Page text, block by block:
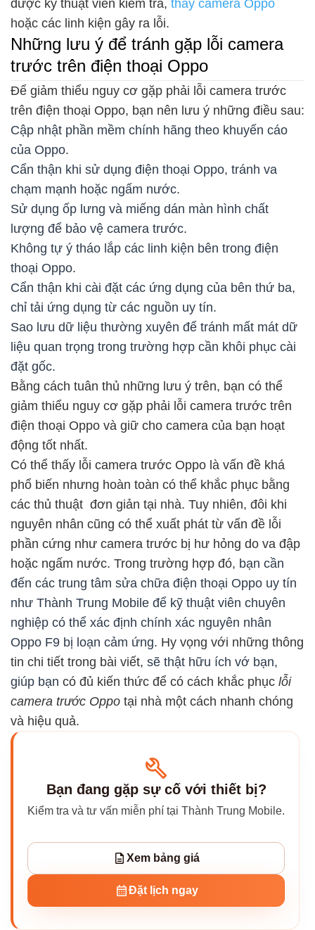
được kỹ thuật viên kiểm tra, thay camera Oppo
hoặc các linh kiện gây ra lỗi.
Những lưu ý để tránh gặp lỗi camera
trước trên điện thoại Oppo
Để giảm thiểu nguy cơ gặp phải lỗi camera trước
trên điện thoại Oppo, bạn nên lưu ý những điều sau:
Cập nhật phần mềm chính hãng theo khuyến cáo
của Oppo.
Cẩn thận khi sử dụng điện thoại Oppo, tránh va
chạm mạnh hoặc ngấm nước.
Sử dụng ốp lưng và miếng dán màn hình chất
lượng để bảo vệ camera trước.
Không tự ý tháo lắp các linh kiện bên trong điện
thoại Oppo.
Cẩn thận khi cài đặt các ứng dụng của bên thứ ba,
chỉ tải ứng dụng từ các nguồn uy tín.
Sao lưu dữ liệu thường xuyên để tránh mất mát dữ
liệu quan trọng trong trường hợp cần khôi phục cài
đặt gốc.
Bằng cách tuân thủ những lưu ý trên, bạn có thể
giảm thiểu nguy cơ gặp phải lỗi camera trước trên
điện thoại Oppo và giữ cho camera của bạn hoạt
động tốt nhất.
Có thể thấy lỗi camera trước Oppo là vấn đề khá
phổ biến nhưng hoàn toàn có thể khắc phục bằng
các thủ thuật đơn giản tại nhà. Tuy nhiên, đôi khi
nguyên nhân cũng có thể xuất phát từ vấn đề lỗi
phần cứng như camera trước bị hư hỏng do va đập
hoặc ngấm nước. Trong trường hợp đó, bạn cần
đến các trung tâm sửa chữa điện thoại Oppo uy tín
như Thành Trung Mobile để kỹ thuật viên chuyên
nghiệp có thể xác định chính xác nguyên nhân
Oppo F9 bị loạn cảm ứng. Hy vọng với những thông
tin chi tiết trong bài viết, sẽ thật hữu ích vớ bạn,
giúp bạn có đủ kiến thức để có cách khắc phục lỗi
camera trước Oppo tại nhà một cách nhanh chóng
và hiệu quả.
Bạn đang gặp sự cố với thiết bị?
Kiểm tra và tư vấn miễn phí tại Thành Trung Mobile.
Xem bảng giá
Đặt lịch ngay